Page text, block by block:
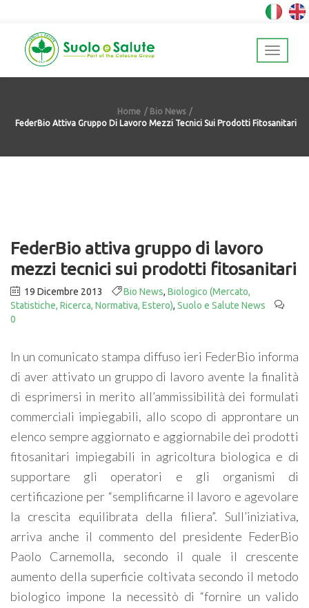
Home
Bio News
FederBio Attiva Gruppo Di Lavoro Mezzi Tecnici Sui Prodotti Fitosanitari
FederBio attiva gruppo di lavoro
mezzi tecnici sui prodotti fitosanitari
19 Dicembre 2013 Bio News, Biologico (Mercato,
Statistiche, Ricerca, Normativa, Estero), Suolo e Salute News
0
In un comunicato stampa diffuso ieri FederBio informa
di aver attivato un gruppo di lavoro avente la finalità
di esprimersi in merito all’ammissibilità dei formulati
commerciali impiegabili, allo scopo di approntare un
elenco sempre aggiornato e aggiornabile dei prodotti
fitosanitari impiegabili in agricoltura biologica e di
supportare gli operatori e gli organismi di
certificazione per “semplificarne il lavoro e agevolare
la crescita equilibrata della filiera”. Sull’iniziativa,
arriva anche il commento del presidente FederBio
Paolo Carnemolla, secondo il quale il crescente
aumento della superficie coltivata secondo il metodo
biologico impone la necessitò di “fornire un valido